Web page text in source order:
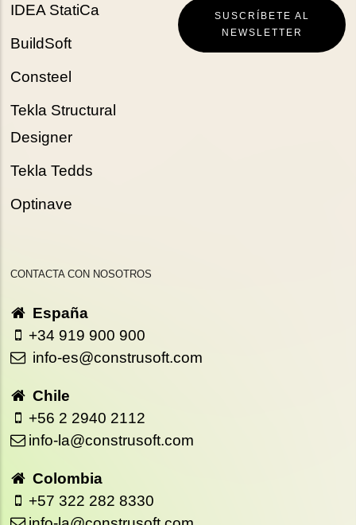
IDEA StatiCa
BuildSoft
Consteel
Tekla Structural
Designer
Tekla Tedds
Optinave
SUSCRÍBETE AL
NEWSLETTER
CONTACTA CON NOSOTROS
España
+34 919 900 900
info-es@construsoft.com
Chile
+56 2 2940 2112
info-la@construsoft.com
Colombia
+57 322 282 8330